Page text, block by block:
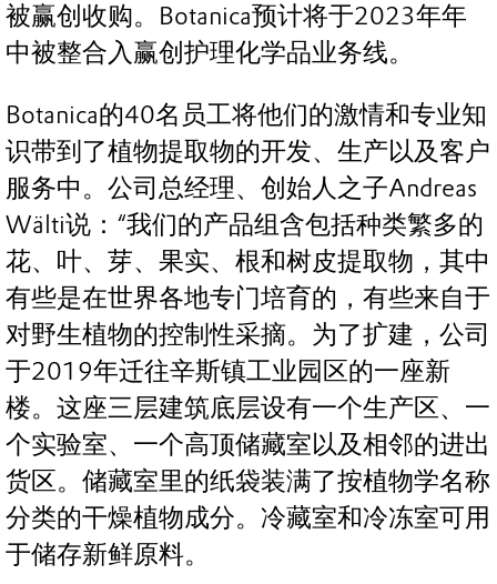
被赢创收购。Botanica预计将于2023年年
中被整合入赢创护理化学品业务线。
Botanica的40名员工将他们的激情和专业知
识带到了植物提取物的开发、生产以及客户
服务中。公司总经理、创始人之子Andreas
Wälti说：“我们的产品组含包括种类繁多的
花、叶、芽、果实、根和树皮提取物，其中
有些是在世界各地专门培育的，有些来自于
对野生植物的控制性采摘。为了扩建，公司
于2019年迁往辛斯镇工业园区的一座新
楼。这座三层建筑底层设有一个生产区、一
个实验室、一个高顶储藏室以及相邻的进出
货区。储藏室里的纸袋装满了按植物学名称
分类的干燥植物成分。冷藏室和冷冻室可用
于储存新鲜原料。